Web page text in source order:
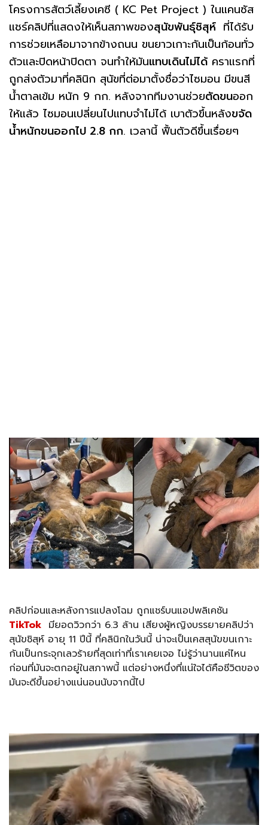
โครงการสัตว์เลี้ยงเคซี ( KC Pet Project ) ในแคนซัส
แชร์คลิปที่แสดงให้เห็นสภาพของสุนัขพันธุ์ชิสุห์ ที่ได้รับ
การช่วยเหลือมาจากข้างถนน ขนยาวเกาะกันเป็นก้อนทั่ว
ตัวและปิดหน้าปิดตา จนทำให้มันแทบเดินไม่ได้ คราแรกที่
ถูกส่งตัวมาที่คลินิก สุนัขที่ต่อมาตั้งชื่อว่าไซมอน มีขนสี
น้ำตาลเข้ม หนัก 9 กก. หลังจากทีมงานช่วยตัดขนออก
ให้แล้ว ไซมอนเปลี่ยนไปแทบจำไม่ได้ เบาตัวขึ้นหลังขจัด
น้ำหนักขนออกไป 2.8 กก. เวลานี้ ฟื้นตัวดีขึ้นเรื่อยๆ
คลิปก่อนและหลังการแปลงโฉม ถูกแชร์บนแอปพลิเคชัน
TikTok มียอดวิวกว่า 6.3 ล้าน เสียงผู้หญิงบรรยายคลิปว่า
สุนัขชิสุห์ อายุ 11 ปีนี้ ที่คลินิกในวันนี้ น่าจะเป็นเคสสุนัขขนเกาะ
กันเป็นกระจุกเลวร้ายที่สุดเท่าที่เราเคยเจอ ไม่รู้ว่านานแค่ไหน
ก่อนที่มันจะตกอยู่ในสภาพนี้ แต่อย่างหนึ่งที่แน่ใจได้คือชีวิตของ
มันจะดีขึ้นอย่างแน่นอนนับจากนี้ไป